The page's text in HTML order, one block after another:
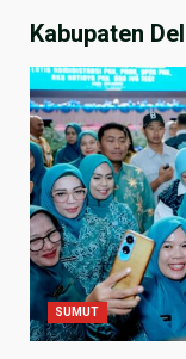
Kabupaten
SUMUT